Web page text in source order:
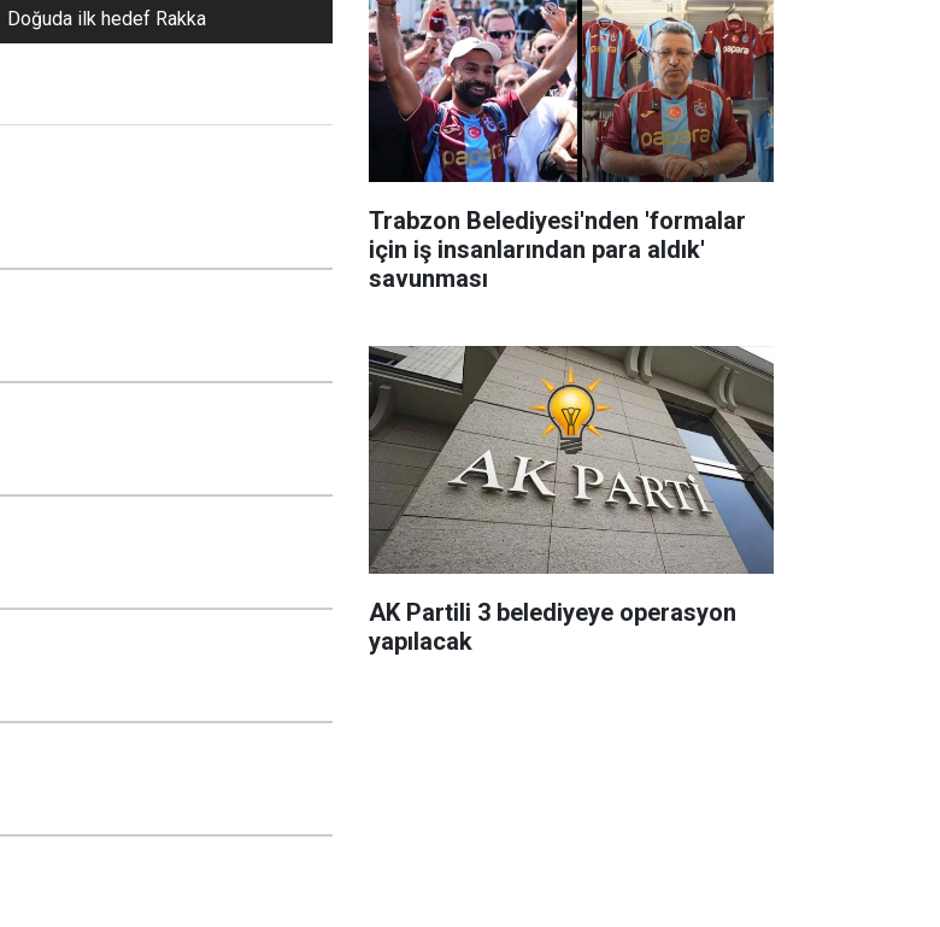
Doğuda ilk hedef Rakka
Trabzon Belediyesi'nden 'formalar
için iş insanlarından para aldık'
savunması
AK Partili 3 belediyeye operasyon
yapılacak